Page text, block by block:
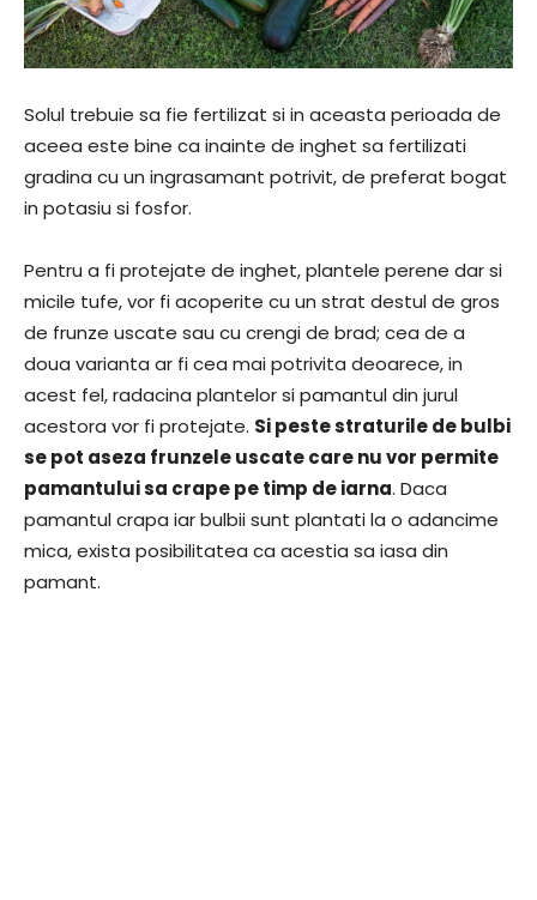
Solul trebuie sa fie fertilizat si in aceasta perioada de
aceea este bine ca inainte de inghet sa fertilizati
gradina cu un ingrasamant potrivit, de preferat bogat
in potasiu si fosfor.
Pentru a fi protejate de inghet, plantele perene dar si
micile tufe, vor fi acoperite cu un strat destul de gros
de frunze uscate sau cu crengi de brad; cea de a
doua varianta ar fi cea mai potrivita deoarece, in
acest fel, radacina plantelor si pamantul din jurul
acestora vor fi protejate. Si peste straturile de bulbi
se pot aseza frunzele uscate care nu vor permite
pamantului sa crape pe timp de iarna. Daca
pamantul crapa iar bulbii sunt plantati la o adancime
mica, exista posibilitatea ca acestia sa iasa din
pamant.